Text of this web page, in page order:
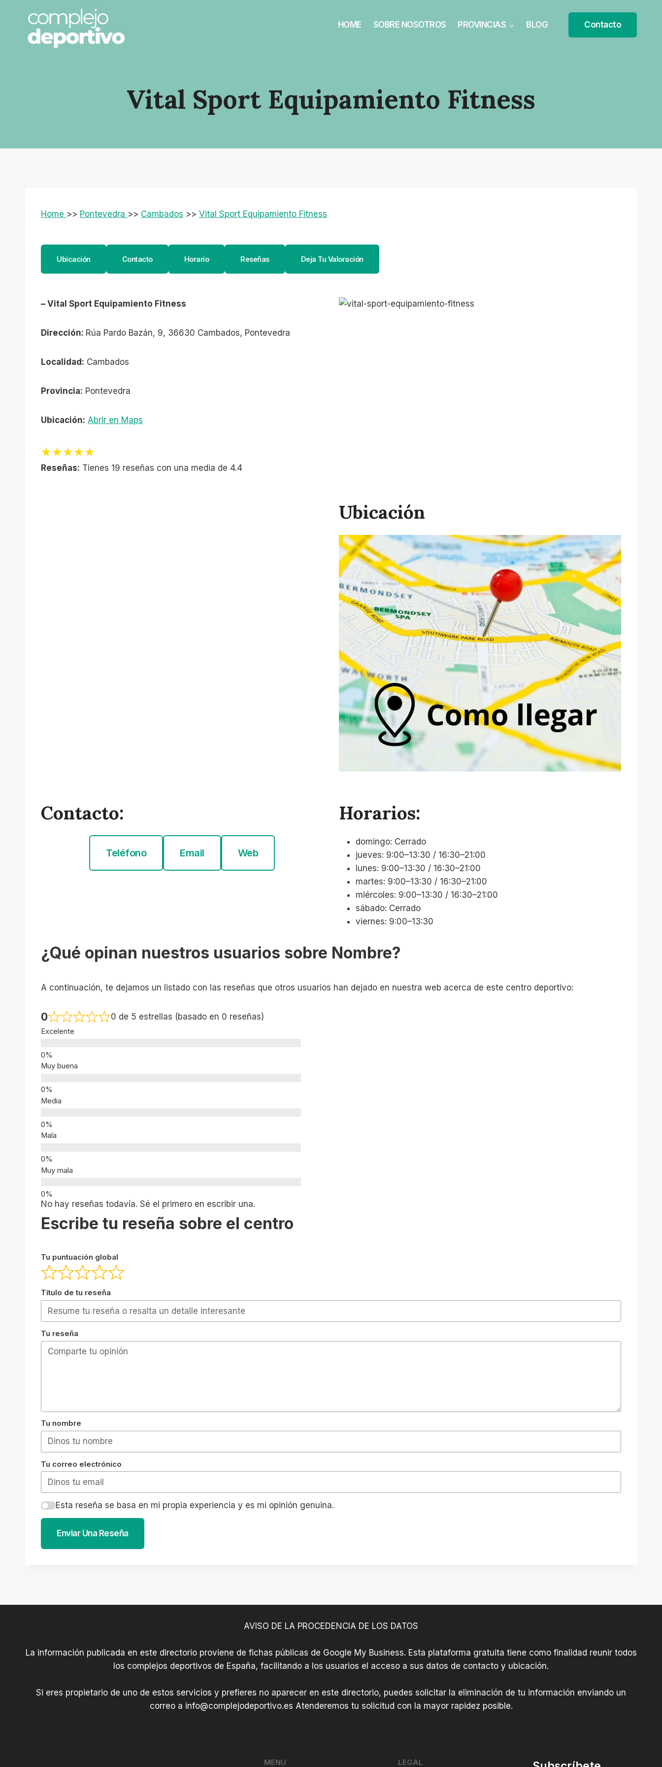
contenido
HOME SOBRE NOSOTROS PROVINCIAS BLOG Contacto
Vital Sport Equipamiento Fitness
Home >> Pontevedra >> Cambados >> Vital Sport Equipamiento Fitness
Ubicación Contacto Horario Reseñas Deja Tu Valoración
– Vital Sport Equipamiento Fitness
Dirección: Rúa Pardo Bazán, 9, 36630 Cambados, Pontevedra
Localidad: Cambados
Provincia: Pontevedra
Ubicación: Abrir en Maps
★★★★★
Reseñas: Tienes 19 reseñas con una media de 4.4
Ubicación
Contacto:
Teléfono Email Web
Horarios:
domingo: Cerrado
jueves: 9:00–13:30 / 16:30–21:00
lunes: 9:00–13:30 / 16:30–21:00
martes: 9:00–13:30 / 16:30–21:00
miércoles: 9:00–13:30 / 16:30–21:00
sábado: Cerrado
viernes: 9:00–13:30
¿Qué opinan nuestros usuarios sobre Nombre?
A continuación, te dejamos un listado con las reseñas que otros usuarios han dejado en nuestra web acerca de este centro deportivo:
0 0 de 5 estrellas (basado en 0 reseñas)
Excelente
Muy buena
Media
Mala
Muy mala
No hay reseñas todavía. Sé el primero en escribir una.
Escribe tu reseña sobre el centro
Tu puntuación global
Título de tu reseña
Tu reseña
Tu nombre
Tu correo electrónico
Esta reseña se basa en mi propia experiencia y es mi opinión genuina.
Enviar Una Reseña
AVISO DE LA PROCEDENCIA DE LOS DATOS
La información publicada en este directorio proviene de fichas públicas de Google My Business. Esta plataforma gratuita tiene como finalidad reunir todos
los complejos deportivos de España, facilitando a los usuarios el acceso a sus datos de contacto y ubicación.
Si eres propietario de uno de estos servicios y prefieres no aparecer en este directorio, puedes solicitar la eliminación de tu información enviando un
correo a info@complejodeportivo.es Atenderemos tu solicitud con la mayor rapidez posible.
MENU LEGAL